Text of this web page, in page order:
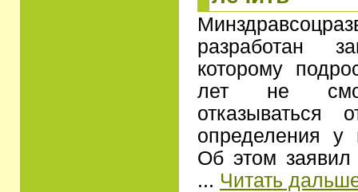
разработан
которому
лет не
отказываться
определения у
Об этом заявил
... Читать